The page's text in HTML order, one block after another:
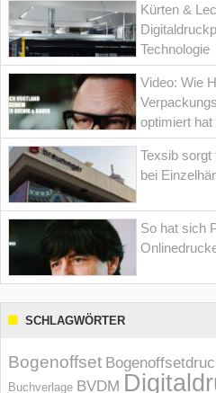
Kürten &
Technologie
Video: Wie
optimiert hat
Texsib
bei
So hat sich
SCHLAGWÖRTER
Bogenoffset
Buchverlage BVDM